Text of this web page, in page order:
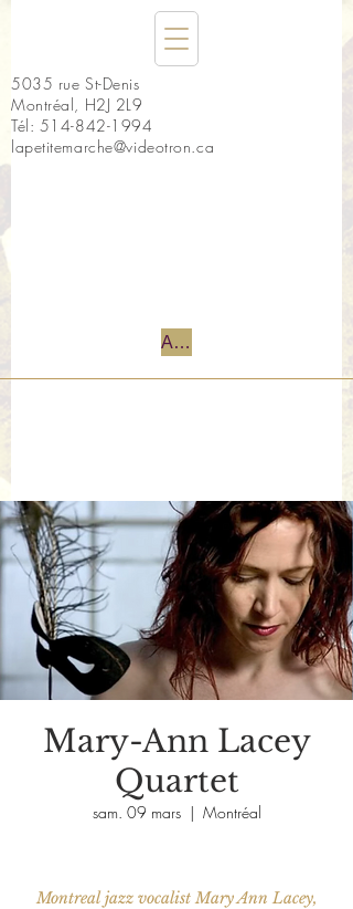
5035 rue St-Denis
Montréal, H2J 2L9
Tél: 514-842-1994
lapetitemarche@videotron.ca
Accueil
Mary-Ann Lacey
Quartet
sam. 09 mars
  |
Montréal
Montreal jazz vocalist Mary Ann Lacey,